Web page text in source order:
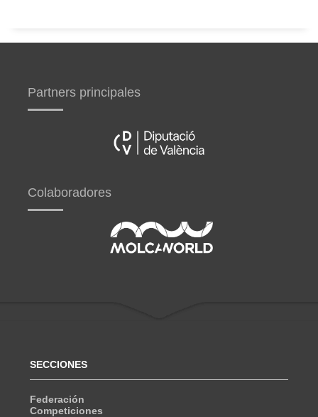
Partners principales
Colaboradores
SECCIONES
Federación
Competiciones